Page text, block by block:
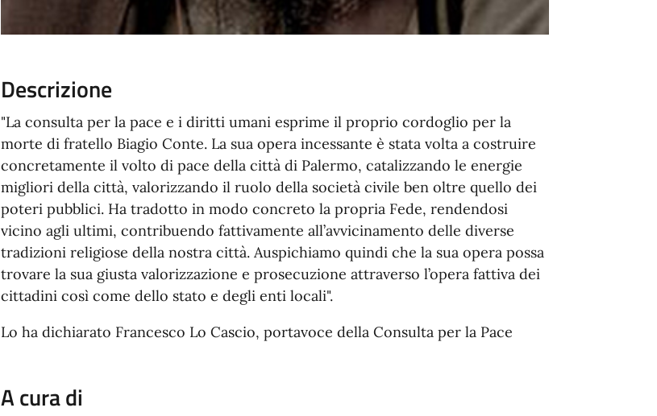
Descrizione
"La consulta per la pace e i diritti umani esprime il proprio cordoglio per la
morte di fratello Biagio Conte. La sua opera incessante è stata volta a costruire
concretamente il volto di pace della città di Palermo, catalizzando le energie
migliori della città, valorizzando il ruolo della società civile ben oltre quello dei
poteri pubblici. Ha tradotto in modo concreto la propria Fede, rendendosi
vicino agli ultimi, contribuendo fattivamente all’avvicinamento delle diverse
tradizioni religiose della nostra città. Auspichiamo quindi che la sua opera possa
trovare la sua giusta valorizzazione e prosecuzione attraverso l’opera fattiva dei
cittadini così come dello stato e degli enti locali".
Lo ha dichiarato Francesco Lo Cascio, portavoce della Consulta per la Pace
A cura di